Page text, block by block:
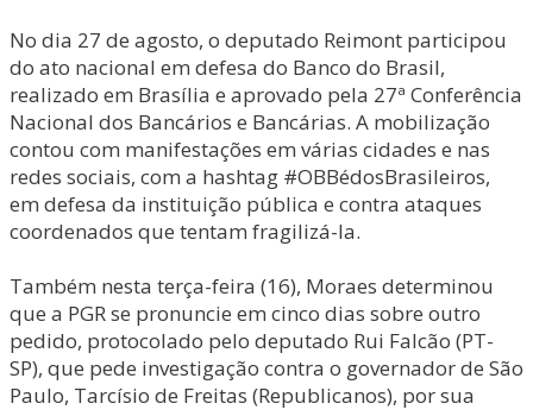
No dia 27 de agosto, o deputado Reimont participou
do ato nacional em defesa do Banco do Brasil,
realizado em Brasília e aprovado pela 27ª Conferência
Nacional dos Bancários e Bancárias. A mobilização
contou com manifestações em várias cidades e nas
redes sociais, com a hashtag #OBBédosBrasileiros,
em defesa da instituição pública e contra ataques
coordenados que tentam fragilizá-la.
Também nesta terça-feira (16), Moraes determinou
que a PGR se pronuncie em cinco dias sobre outro
pedido, protocolado pelo deputado Rui Falcão (PT-
SP), que pede investigação contra o governador de São
Paulo, Tarcísio de Freitas (Republicanos), por sua